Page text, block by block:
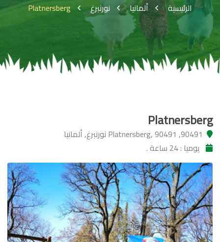
الرئيسية ألمانيا نورنبرغ Platnersberg
Platnersberg
90491, Platnersberg, 90491 نورنبرغ, ألمانيا
يوميا : 24 ساعة .